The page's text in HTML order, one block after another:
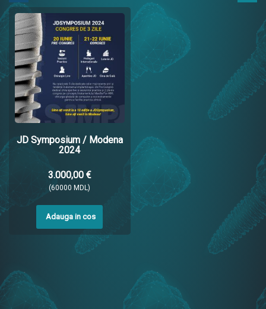
JD Symposium / Modena
2024
3.000,00 €
(60000 MDL)
Adauga in cos